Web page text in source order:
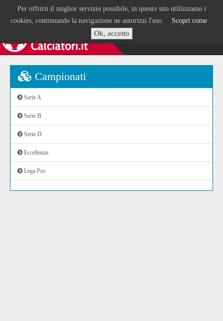
Per offrirti il miglior servizio possibile, in questo sito utilizziamo i
cookies, continuando la navigazione ne autorizzi l'uso. Scopri come
Ok, accetto
Campionati
Serie A
Serie B
Serie D
Eccellenza
Lega Pro